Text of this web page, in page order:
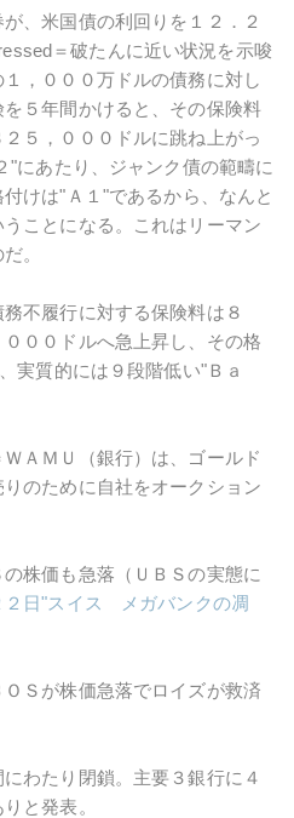
、米国債の利回りを１２．２
＝破たんに近い状況を示唆
，０００万ドルの債務に対し
５年間かけると、その保険料
５，０００ドルに跳ね上がっ
"にあたり、ジャンク債の範疇に
けは"Ａ１"であるから、なんと
ことになる。これはリーマン
。
不履行に対する保険料は８
００ドルへ急上昇し、その格
実質的には９段階低い"Ｂａ
ＡＭＵ（銀行）は、ゴールド
のために自社をオークション
株価も急落（ＵＢＳの実態に
２日"スイス メガバンクの凋
Ｓが株価急落でロイズが救済
わたり閉鎖。主要３銀行に４
と発表。